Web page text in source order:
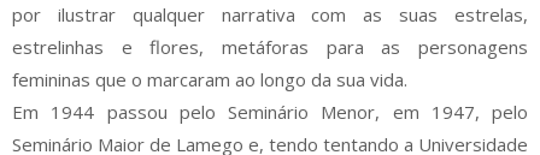
por ilustrar qualquer narrativa com as suas estrelas,
estrelinhas e flores, metáforas para as personagens
femininas que o marcaram ao longo da sua vida.
Em 1944 passou pelo Seminário Menor, em 1947, pelo
Seminário Maior de Lamego e, tendo tentando a Universidade